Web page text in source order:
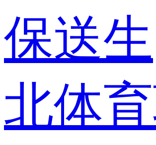
保送生
北体